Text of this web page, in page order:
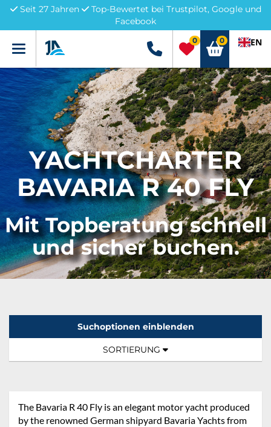
Seit 27 Jahren
Top-Bewertet bei Trustpilot, Google und
Facebook
Menü +49 5741 3222690
0 0 EN
YACHTCHARTER
BAVARIA R 40 FLY
Mit Topberatung schnell
und sicher buchen.
Suchoptionen einblenden
TOGGLE NAVIGATION
SORTIERUNG
The Bavaria R 40 Fly is an elegant motor yacht produced
by the renowned German shipyard Bavaria Yachts from